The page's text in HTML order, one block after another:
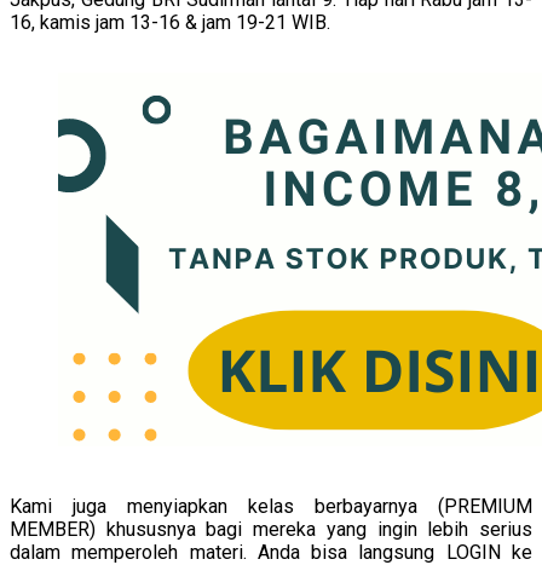
16, kamis jam 13-16 & jam 19-21 WIB.
Kami juga menyiapkan kelas berbayarnya (PREMIUM
MEMBER) khususnya bagi mereka yang ingin lebih serius
dalam memperoleh materi. Anda bisa langsung LOGIN ke